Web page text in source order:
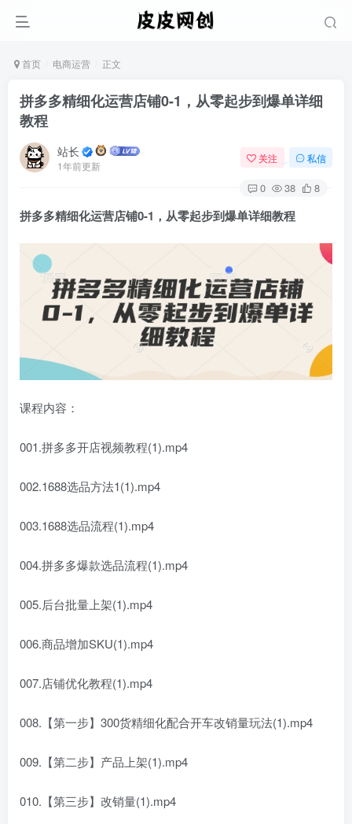
首页 电商运营 正文
拼多多精细化运营店铺0-1，从零起步到爆单详细
教程
站长
1年前更新
关注 私信
0 38 8
拼多多精细化运营店铺0-1，从零起步到爆单详细教程
课程内容：
001.拼多多开店视频教程(1).mp4
002.1688选品方法1(1).mp4
003.1688选品流程(1).mp4
004.拼多多爆款选品流程(1).mp4
005.后台批量上架(1).mp4
006.商品增加SKU(1).mp4
007.店铺优化教程(1).mp4
008.【第一步】300货精细化配合开车改销量玩法(1).mp4
009.【第二步】产品上架(1).mp4
010.【第三步】改销量(1).mp4